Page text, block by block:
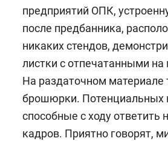
предприятий ОПК,
после предбанника,
никаких стендов,
листки с отпечатанными
На раздаточном
брошюрки. Потенциальных
способные с ходу
кадров. Приятно говорят,